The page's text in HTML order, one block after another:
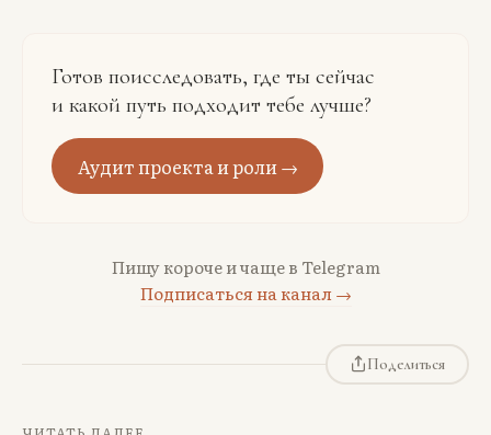
Готов поисследовать, где ты сейчас
и какой путь подходит тебе лучше?
Аудит проекта и роли →
Пишу короче и чаще в Telegram
Подписаться на канал →
Поделиться